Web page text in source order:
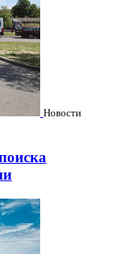
Новости